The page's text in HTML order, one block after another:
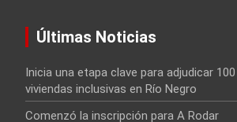
Últimas Noticias
Inicia una etapa clave para adjudicar 100
viviendas inclusivas en Río Negro
Comenzó la inscripción para A Rodar